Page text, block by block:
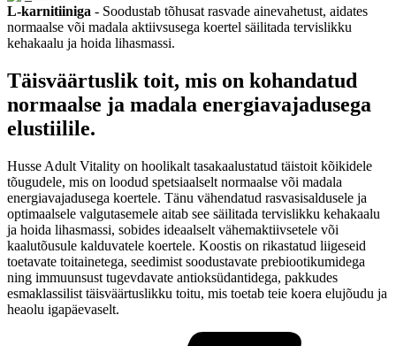
L-karnitiiniga - Soodustab tõhusat rasvade ainevahetust, aidates
normaalse või madala aktiivsusega koertel säilitada tervislikku
kehakaalu ja hoida lihasmassi.
Täisväärtuslik toit, mis on kohandatud
normaalse ja madala energiavajadusega
elustiilile.
Husse Adult Vitality on hoolikalt tasakaalustatud täistoit kõikidele
tõugudele, mis on loodud spetsiaalselt normaalse või madala
energiavajadusega koertele. Tänu vähendatud rasvasisaldusele ja
optimaalsele valgutasemele aitab see säilitada tervislikku kehakaalu
ja hoida lihasmassi, sobides ideaalselt vähemaktiivsetele või
kaalutõusule kalduvatele koertele. Koostis on rikastatud liigeseid
toetavate toitainetega, seedimist soodustavate prebiootikumidega
ning immuunsust tugevdavate antioksüdantidega, pakkudes
esmaklassilist täisväärtuslikku toitu, mis toetab teie koera elujõudu ja
heaolu igapäevaselt.